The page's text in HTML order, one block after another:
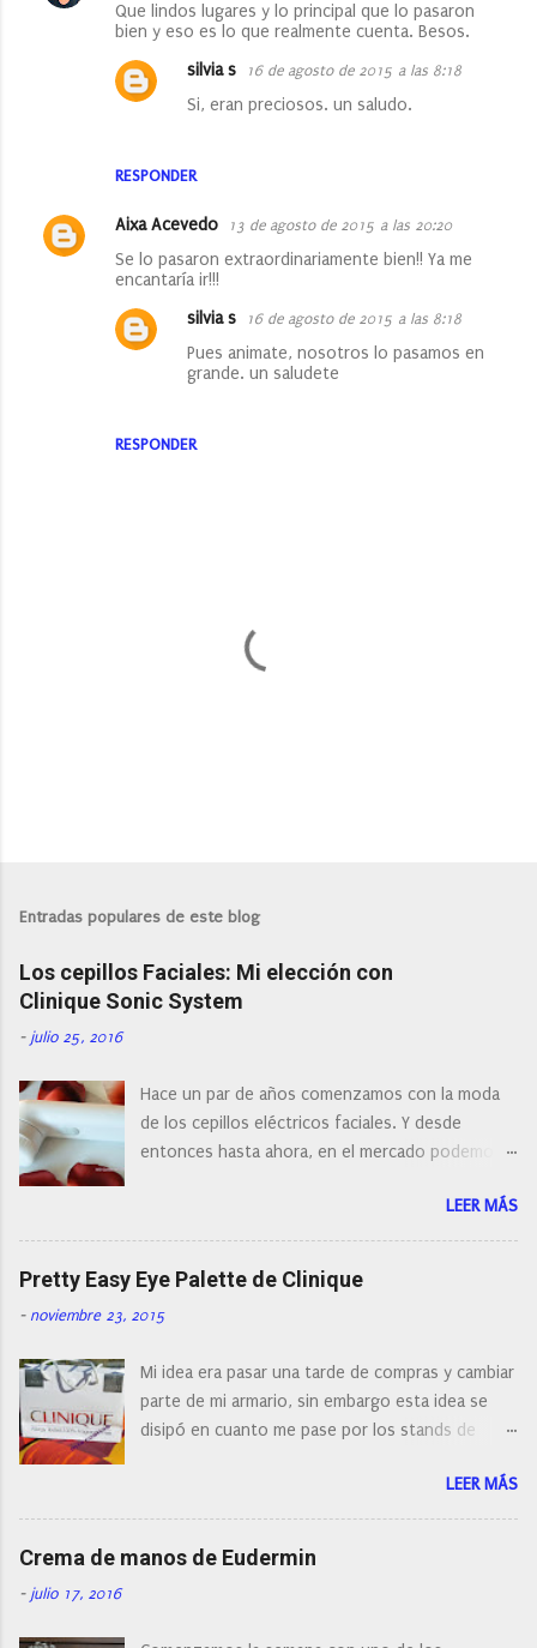
Que lindos lugares y lo principal que lo pasaron
bien y eso es lo que realmente cuenta. Besos.
RESPONDER
silvia s 16 de agosto de 2015 a las 8:18
Si, eran preciosos. un saludo.
Aixa Acevedo 13 de agosto de 2015 a las 20:20
Se lo pasaron extraordinariamente bien!! Ya me
encantaría ir!!!
RESPONDER
silvia s 16 de agosto de 2015 a las 8:18
Pues animate, nosotros lo pasamos en
grande. un saludete
l
a
r
n
o
m
e
n
t
a
o
Entradas populares de este blog
Los cepillos Faciales: Mi elección con
Clinique Sonic System
- julio 25, 2016
Hace un par de años comenzamos con la moda
de los cepillos eléctricos faciales. Y desde
entonces hasta ahora, en el mercado podemos
con diferentes características, a pilas, a batería,
cepillos de rotación o de oscilación... y
naturalmente de todos los precios. Existe en la
actualidad tal variedad, que antes de hacer la
compra debemos de hacernos unas preguntas:
post os voy a dar mi opinión de porque elegí mi
cepillo facial de Clinique
LEER MÁS
Pretty Easy Eye Palette de Clinique
- noviembre 23, 2015
Mi idea era pasar una tarde de compras y cambiar
parte de mi armario, sin embargo esta idea se
disipó en cuanto me pase por los stands de
resistirse a esta paleta de colores de Clinique.
LEER MÁS
Crema de manos de Eudermin
- julio 17, 2016